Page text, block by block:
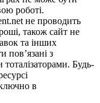
роботі.
не проводить
також сайт не
та інших
пов’язані з
Будь-
в